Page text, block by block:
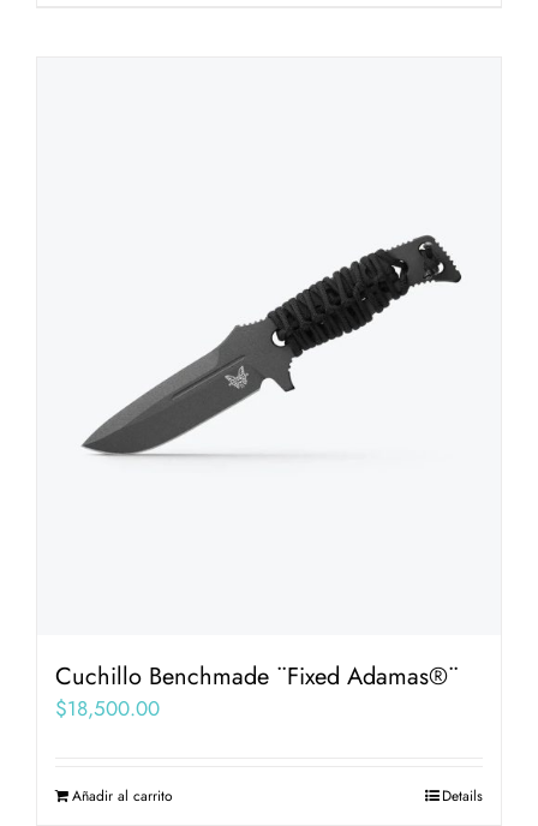
Cuchillo Benchmade ¨Fixed Adamas®¨
$18,500.00
Añadir al carrito Details